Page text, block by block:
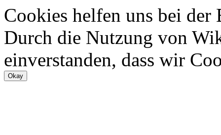
Cookies helfen uns bei
Durch die Nutzung von
einverstanden, dass wir